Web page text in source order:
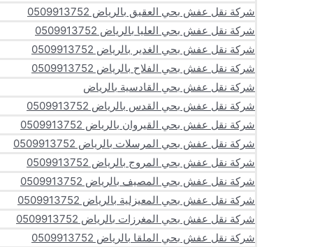
شركة نقل عفش بحي العقيق بالرياض 0509913752
شركة نقل عفش بحي العليا بالرياض 0509913752
شركة نقل عفش بحي الغدير بالرياض 0509913752
شركة نقل عفش بحي الفلاح بالرياض 0509913752
شركة نقل عفش بحي القادسية بالرياض
شركة نقل عفش بحي القدس بالرياض 0509913752
شركة نقل عفش بحي القيروان بالرياض 0509913752
شركة نقل عفش بحي المرسلات بالرياض 0509913752
شركة نقل عفش بحي المروج بالرياض 0509913752
شركة نقل عفش بحي المصيف بالرياض 0509913752
شركة نقل عفش بحي المعيزلية بالرياض 0509913752
شركة نقل عفش بحي المغرزات بالرياض 0509913752
شركة نقل عفش بحي الملقا بالرياض 0509913752